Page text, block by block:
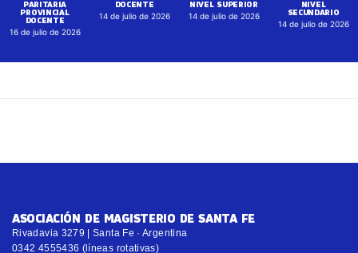
PARITARIA
PROVINCIAL
DOCENTE
16 de julio de 2026
DOCENTE
14 de julio de 2026
NIVEL SUPERIOR
14 de julio de 2026
NIVEL
SECUNDARIO
14 de julio de 2026
ASOCIACIÓN DE MAGISTERIO DE SANTA FE
Rivadavia 3279 | Santa Fe · Argentina
0342 4555436 (líneas rotativas)